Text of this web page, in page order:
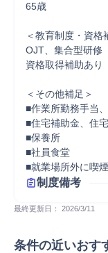
65歳
＜教育制度・資格
OJT、集合型研修
資格取得補助あり
＜その他補足＞
■作業所勤務手当
■住宅補助金、住
■保養所
■社員食堂
■就業場所外に喫
制度備考
最終更新日： 2026/3/11
条件の近いおす